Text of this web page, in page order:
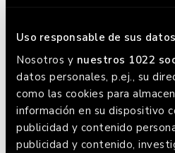
Uso responsable de sus datos
Nosotros y nuestros 1022
datos personales, p.ej., su
como las cookies para
información en su dispositivo
publicidad y contenido
publicidad y contenido,